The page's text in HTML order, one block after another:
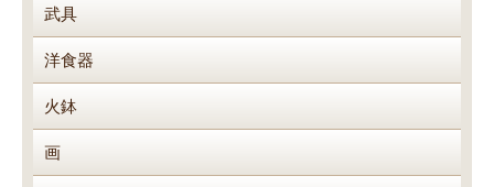
武具
洋食器
火鉢
画